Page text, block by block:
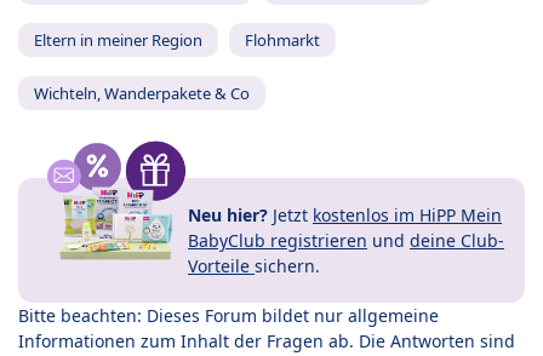
Eltern in meiner Region Flohmarkt
Wichteln, Wanderpakete & Co
Neu hier? Jetzt kostenlos im HiPP Mein
BabyClub registrieren und deine Club-
Vorteile sichern.
Bitte beachten: Dieses Forum bildet nur allgemeine
Informationen zum Inhalt der Fragen ab. Die Antworten sind